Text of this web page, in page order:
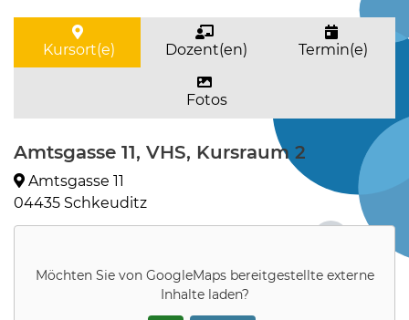
Kursort(e) Dozent(en) Termin(e)
Fotos
Amtsgasse 11, VHS, Kursraum 2
Amtsgasse 11
04435 Schkeuditz
Möchten Sie von GoogleMapsbereitgestellte externe
Inhalte laden?